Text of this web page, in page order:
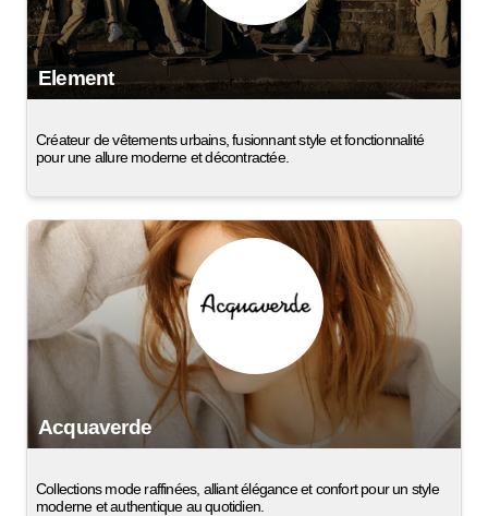
Element
Créateur de vêtements urbains, fusionnant style et fonctionnalité
pour une allure moderne et décontractée.
Acquaverde
Collections mode raffinées, alliant élégance et confort pour un style
moderne et authentique au quotidien.